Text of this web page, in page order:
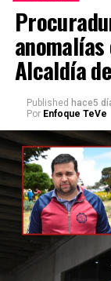
Alcaldía
Published hace5
Por Enfoque TeVe